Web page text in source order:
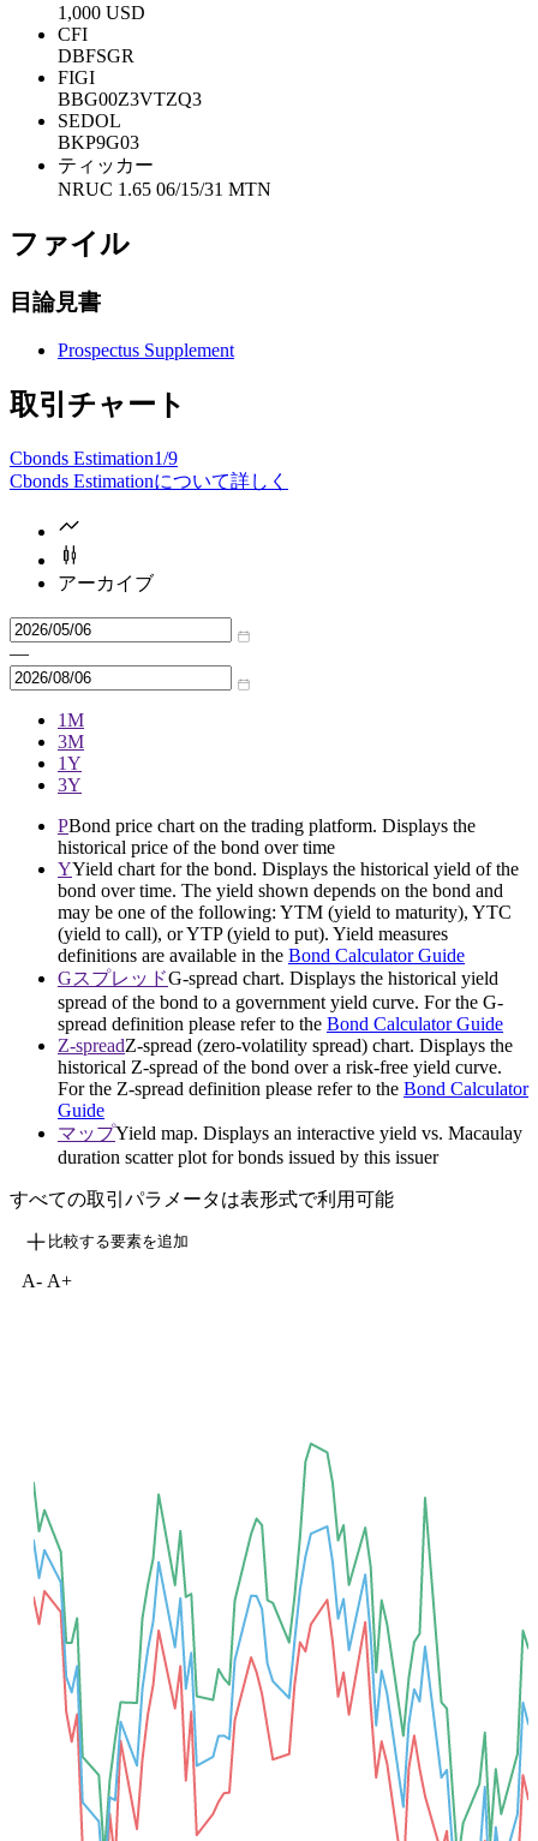
1,000 USD
CFI
DBFSGR
FIGI
BBG00Z3VTZQ3
SEDOL
BKP9G03
ティッカー
NRUC 1.65 06/15/31 MTN
ファイル
目論見書
Prospectus Supplement
取引チャート
Cbonds Estimation1/9
Cbonds Estimationについて詳しく
アーカイブ
—
1M
3M
1Y
3Y
PBond price chart on the trading platform. Displays the
historical price of the bond over time
YYield chart for the bond. Displays the historical yield of the
bond over time. The yield shown depends on the bond and
may be one of the following: YTM (yield to maturity), YTC
(yield to call), or YTP (yield to put). Yield measures
definitions are available in the Bond Calculator Guide
GスプレッドG-spread chart. Displays the historical yield
spread of the bond to a government yield curve. For the G-
spread definition please refer to the Bond Calculator Guide
Z-spreadZ-spread (zero-volatility spread) chart. Displays the
historical Z-spread of the bond over a risk-free yield curve.
For the Z-spread definition please refer to the Bond Calculator
Guide
マップYield map. Displays an interactive yield vs. Macaulay
duration scatter plot for bonds issued by this issuer
すべての取引パラメータは表形式で利用可能
比較する要素を追加